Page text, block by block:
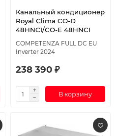
Канальный кондиционер
Royal Clima CO-D
48HNCI/CO-E 48HNCI
COMPETENZA FULL DC EU
Inverter 2024
238 390 ₽
В корзину